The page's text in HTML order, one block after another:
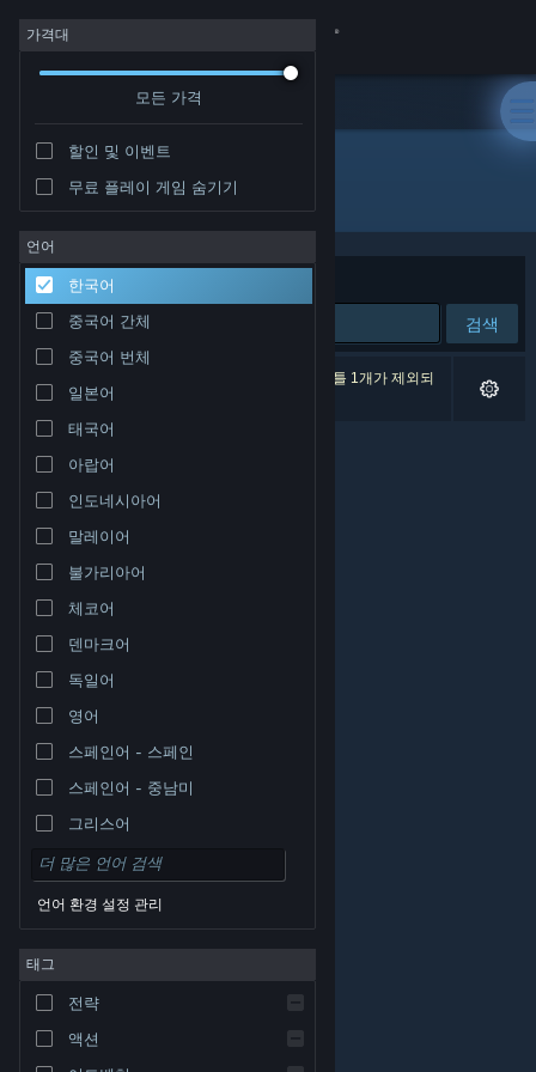
로그인
커뮤니티
정보
지원
언어 변경
Steam 모바일 앱 다운로드
PC 웹사이트 보기
© Valve Corporation. 모든 권리 보유. 모든 상표는 미국
및 기타 국가에서 각각 해당 소유자의 재산입니다.
환불| 쿠키
가격대
모든 가격
할인 및 이벤트
무료 플레이 게임 숨기기
언어
한국어
중국어 간체
중국어 번체
일본어
태국어
아랍어
인도네시아어
말레이어
불가리아어
체코어
덴마크어
독일어
영어
스페인어 - 스페인
스페인어 - 중남미
그리스어
언어 환경 설정 관리
태그
전략
액션
개발자: Ghost Gaming
정렬 기준 연관성
검색
검색 결과가 0개 있습니다. 환경 설정에 따라 타이틀 1개가 제외되
었습니다.